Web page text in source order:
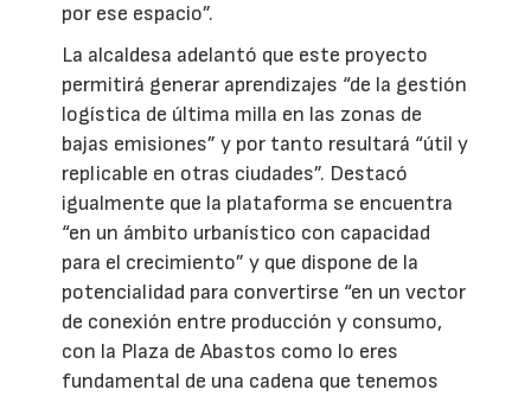
por ese espacio”.
La alcaldesa adelantó que este proyecto
permitirá generar aprendizajes “de la gestión
logística de última milla en las zonas de
bajas emisiones” y por tanto resultará “útil y
replicable en otras ciudades”. Destacó
igualmente que la plataforma se encuentra
“en un ámbito urbanístico con capacidad
para el crecimiento” y que dispone de la
potencialidad para convertirse “en un vector
de conexión entre producción y consumo,
con la Plaza de Abastos como lo eres
fundamental de una cadena que tenemos